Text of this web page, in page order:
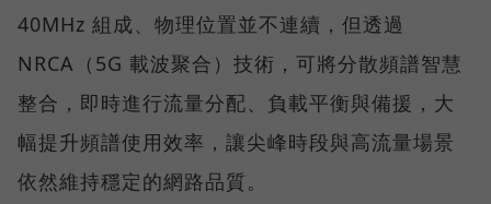
40MHz 組成、物理位置並不連續，但透過
NRCA（5G 載波聚合）技術，可將分散頻譜智慧
整合，即時進行流量分配、負載平衡與備援，大
幅提升頻譜使用效率，讓尖峰時段與高流量場景
依然維持穩定的網路品質。